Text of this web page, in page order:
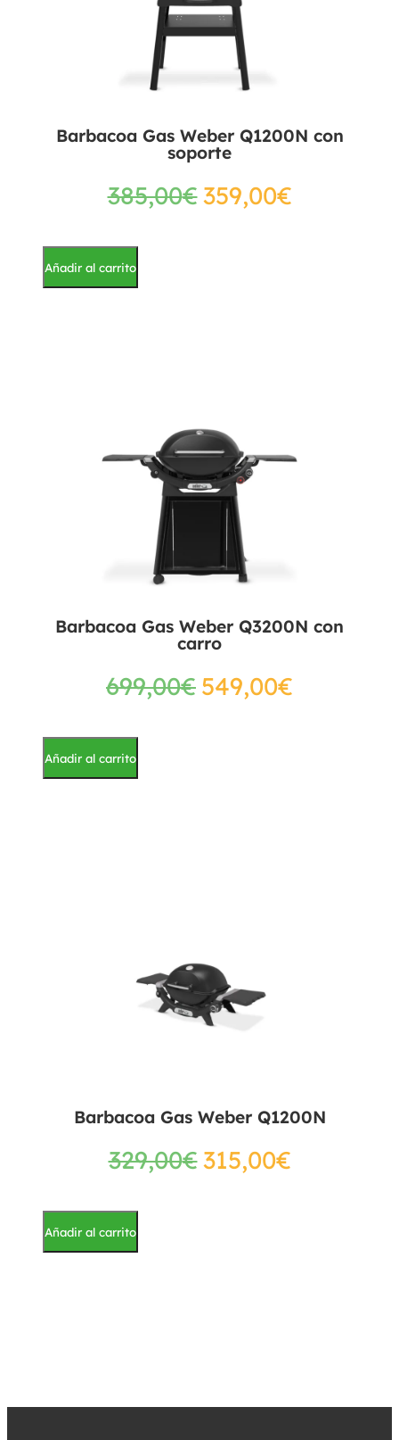
Barbacoa Gas Weber Q1200N con
soporte
385,00€359,00€
Añadir al carrito
Barbacoa Gas Weber Q3200N con
carro
699,00€ 549,00€
Añadir al carrito
Barbacoa Gas Weber Q1200N
329,00€315,00€
Añadir al carrito